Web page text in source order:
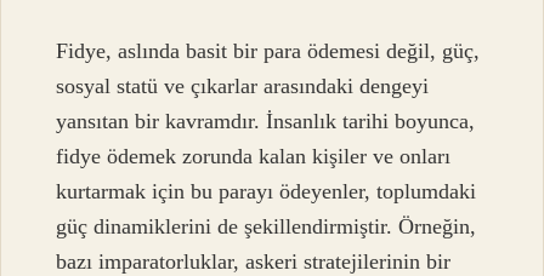
Fidye, aslında basit bir para ödemesi değil, güç,
sosyal statü ve çıkarlar arasındaki dengeyi
yansıtan bir kavramdır. İnsanlık tarihi boyunca,
fidye ödemek zorunda kalan kişiler ve onları
kurtarmak için bu parayı ödeyenler, toplumdaki
güç dinamiklerini de şekillendirmiştir. Örneğin,
bazı imparatorluklar, askeri stratejilerinin bir